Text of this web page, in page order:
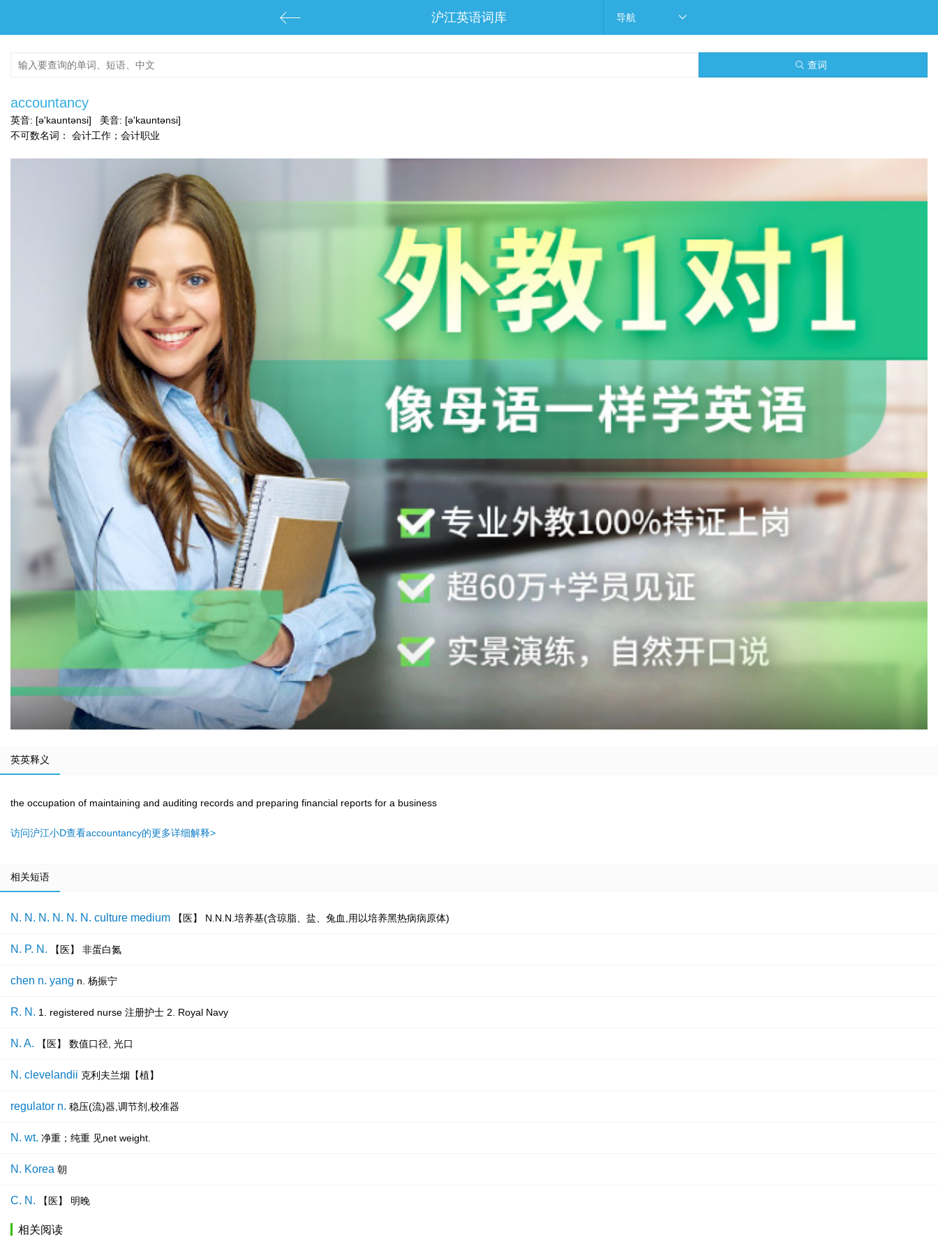
沪江英语词库 导航
查词
accountancy
英音: [ə'kauntənsi] 美音: [ə'kauntənsi]
不可数名词：
会计工作；会计职业
英英释义
the occupation of maintaining and auditing records and preparing financial reports for a business
访问沪江小D查看accountancy的更多详细解释>
相关短语
N. N. N. N. N. N. culture medium 【医】 N.N.N.培养基(含琼脂、盐、兔血,用以培养黑热病病原体)
N. P. N. 【医】 非蛋白氮
chen n. yang n. 杨振宁
R. N. 1. registered nurse 注册护士 2. Royal Navy
N. A. 【医】 数值口径, 光口
N. clevelandii 克利夫兰烟【植】
regulator n. 稳压(流)器,调节剂,校准器
N. wt. 净重；纯重 见net weight.
N. Korea 朝
C. N. 【医】 明晚
相关阅读